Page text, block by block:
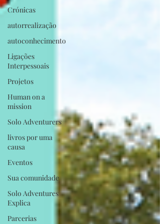
Crónicas
autorrealização
autoconhecimento
Ligações
Interpessoais
Projetos
Human on a
mission
Solo Adventurers
livros por uma
causa
Eventos
Sua comunidade
Solo Adventures
Explica
Parcerias